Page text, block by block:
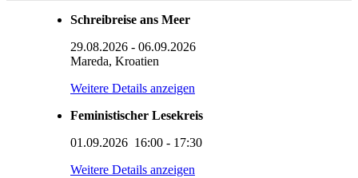
Schreibreise ans Meer
29.08.2026 - 06.09.2026
Mareda, Kroatien
Weitere Details anzeigen
Feministischer Lesekreis
01.09.2026 16:00 - 17:30
Weitere Details anzeigen